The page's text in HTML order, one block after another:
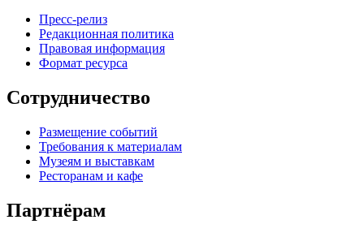
Пресс-релиз
Редакционная политика
Правовая информация
Формат ресурса
Сотрудничество
Размещение событий
Требования к материалам
Музеям и выставкам
Ресторанам и кафе
Партнёрам